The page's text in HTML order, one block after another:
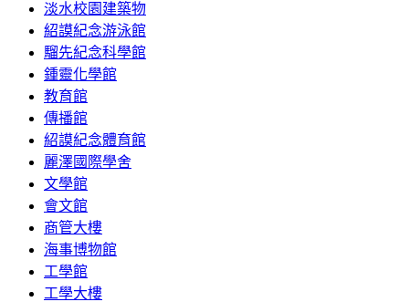
淡水校園建築物
紹謨紀念游泳館
騮先紀念科學館
鍾靈化學館
教育館
傳播館
紹謨紀念體育館
麗澤國際學舍
文學館
會文館
商管大樓
海事博物館
工學館
工學大樓